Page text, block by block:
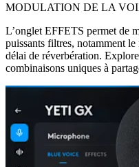
MODULATION DE LA
L’onglet EFFETS permet de
puissants filtres, notamment
délai de réverbération.
combinaisons uniques à